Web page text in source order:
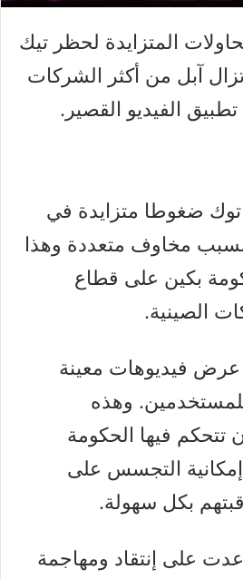
المتزايدة لحظر تيك
آبل من أكثر الشركات
تطبيق الفيديو القصير.
توك ضغوطا متزايدة في
بسبب مخاوف متعددة وهذا
بكين على قطاع
الصينية.
عرض فيديوهات معينة
وهذه
تتحكم فيها الحكومة
إمكانية التجسس على
بكل سهولة.
على إنتقاد ومهاجمة